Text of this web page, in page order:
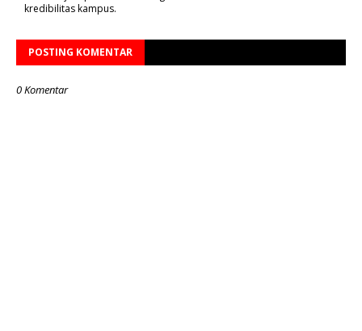
kredibilitas kampus.
POSTING KOMENTAR
0 Komentar